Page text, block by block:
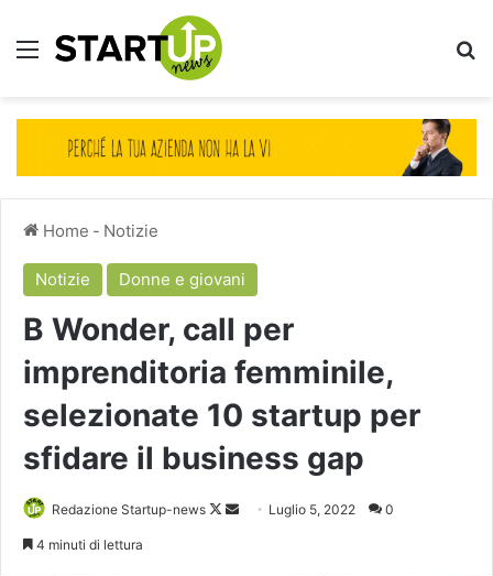
Menu
Home - Notizie
Notizie Donne e giovani
B Wonder, call per
imprenditoria femminile,
selezionate 10 startup per
sfidare il business gap
Redazione Startup-news
Follow
Invia Luglio 5, 2022 0
4 minuti di lettura